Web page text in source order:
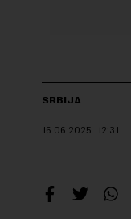
SRBIJA
16.06.2025. 12:31